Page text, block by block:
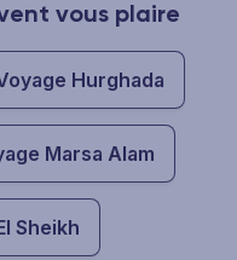
vous plaire
Hurghada
Marsa Alam
Sheikh